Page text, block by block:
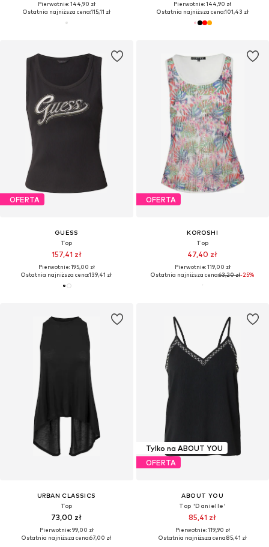
Pierwotnie: 144,90 zł
Ostatnia najniższa cena:115,11 zł
Pierwotnie: 144,90 zł
Ostatnia najniższa cena:101,43 zł
OFERTA
GUESS
Top
157,41 zł
Pierwotnie: 195,00 zł
Ostatnia najniższa cena:139,41 zł
OFERTA
KOROSHI
Top
47,40 zł
Pierwotnie: 119,00 zł
Ostatnia najniższa cena:63,20 zł-25%
URBAN CLASSICS
Top
73,00 zł
Pierwotnie: 99,00 zł
Ostatnia najniższa cena:67,00 zł
Tylko na ABOUT YOU
OFERTA
ABOUT YOU
Top 'Danielle'
85,41 zł
Pierwotnie: 119,90 zł
Ostatnia najniższa cena:85,41 zł